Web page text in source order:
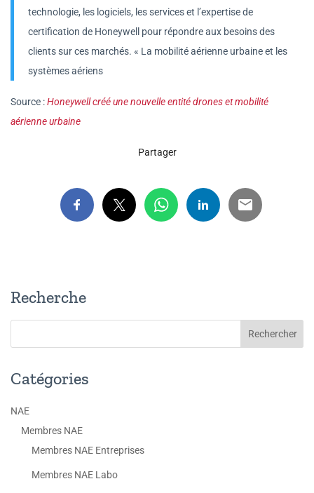
technologie, les logiciels, les services et l’expertise de
certification de Honeywell pour répondre aux besoins des
clients sur ces marchés. « La mobilité aérienne urbaine et les
systèmes aériens
Source :Honeywell créé une nouvelle entité drones et mobilité
aérienne urbaine
Partager
Recherche
Catégories
NAE
Membres NAE
Membres NAE Entreprises
Membres NAE Labo